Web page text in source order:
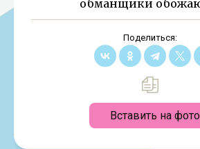
обманщики
Поделиться:
Вставить на фото